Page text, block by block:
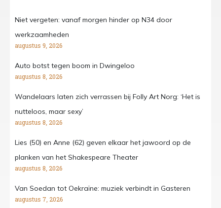
Niet vergeten: vanaf morgen hinder op N34 door
werkzaamheden
augustus 9, 2026
Auto botst tegen boom in Dwingeloo
augustus 8, 2026
Wandelaars laten zich verrassen bij Folly Art Norg: ‘Het is
nutteloos, maar sexy’
augustus 8, 2026
Lies (50) en Anne (62) geven elkaar het jawoord op de
planken van het Shakespeare Theater
augustus 8, 2026
Van Soedan tot Oekraïne: muziek verbindt in Gasteren
augustus 7, 2026